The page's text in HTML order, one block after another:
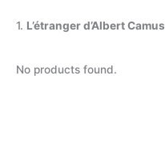
1. L’étranger d’Albert Camus
No products found.